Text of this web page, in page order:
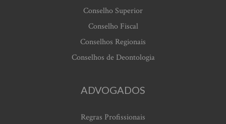
Conselho Superior
Conselho Fiscal
Conselhos Regionais
Conselhos de Deontologia
ADVOGADOS
Regras Profissionais